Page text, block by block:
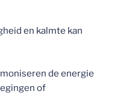
en kalmte kan
de energie
of